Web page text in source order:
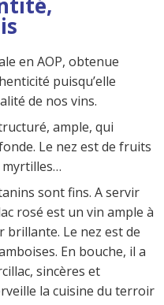
en AOP, obtenue
puisqu’elle
de nos vins.
ample, qui
Le nez est de fruits
myrtilles…
sont fins. A servir
rosé est un vin ample à
brillante. Le nez est de
En bouche, il a
sincères et
la cuisine du terroir